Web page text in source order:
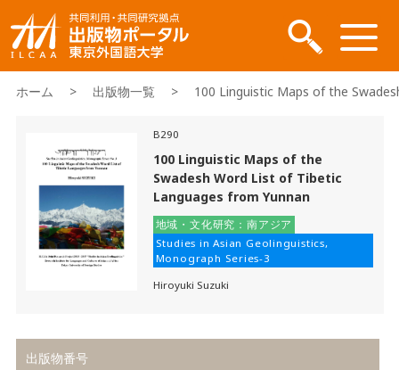
ホーム > 出版物一覧 > 100 Linguistic Maps of the
B290
100 Linguistic Maps of the
Swadesh Word List of Tibetic
Languages from Yunnan
地域・文化研究：南アジア
Studies in Asian Geolinguistics,
Monograph Series-3
Hiroyuki Suzuki
出版物番号